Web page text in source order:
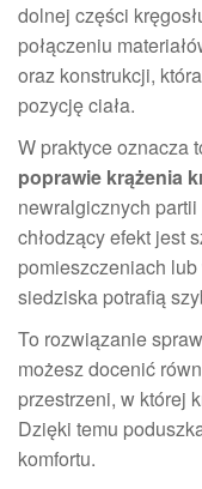
dolnej części
połączeniu
oraz konstrukcji,
pozycję ciała.
W praktyce oznacza
poprawie krążenia
newralgicznych
chłodzący efekt jest
pomieszczeniach
siedziska potrafią
To rozwiązanie
możesz docenić
przestrzeni, w której
Dzięki temu
komfortu.